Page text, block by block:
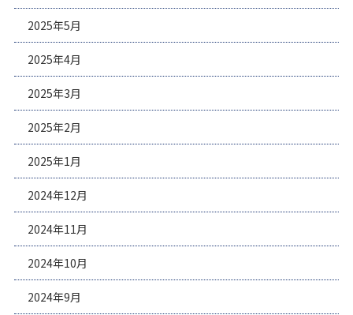
2025年5月
2025年4月
2025年3月
2025年2月
2025年1月
2024年12月
2024年11月
2024年10月
2024年9月